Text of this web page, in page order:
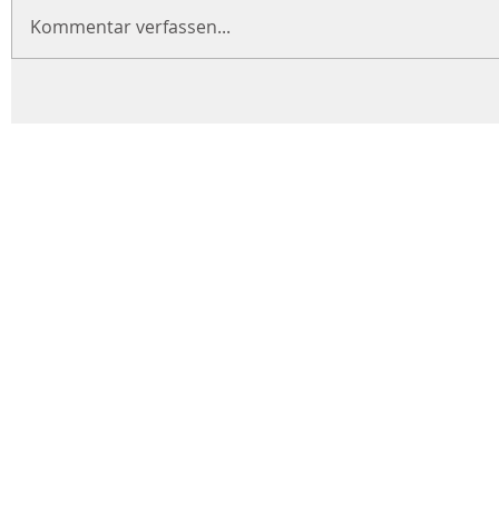
Kommentar verfassen...